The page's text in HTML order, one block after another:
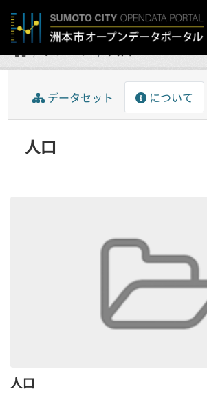
人口
データセット について
人口